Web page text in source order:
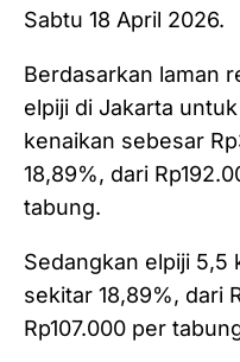
Sabtu 18 April 2026.
Berdasarkan laman
elpiji di Jakarta
kenaikan sebesar
18,89%, dari
tabung.
Sedangkan elpiji 5,5
sekitar 18,89%, dari
Rp107.000 per